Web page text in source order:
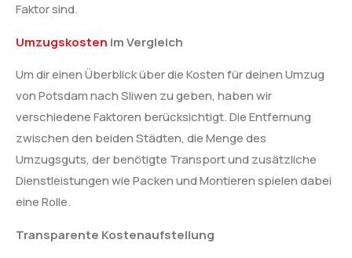
Faktor sind.
Umzugskosten im Vergleich
Um dir einen Überblick über die Kosten für deinen Umzug
von Potsdam nach Sliwen zu geben, haben wir
verschiedene Faktoren berücksichtigt. Die Entfernung
zwischen den beiden Städten, die Menge des
Umzugsguts, der benötigte Transport und zusätzliche
Dienstleistungen wie Packen und Montieren spielen dabei
eine Rolle.
Transparente Kostenaufstellung